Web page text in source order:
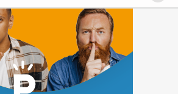
verschiedenen...